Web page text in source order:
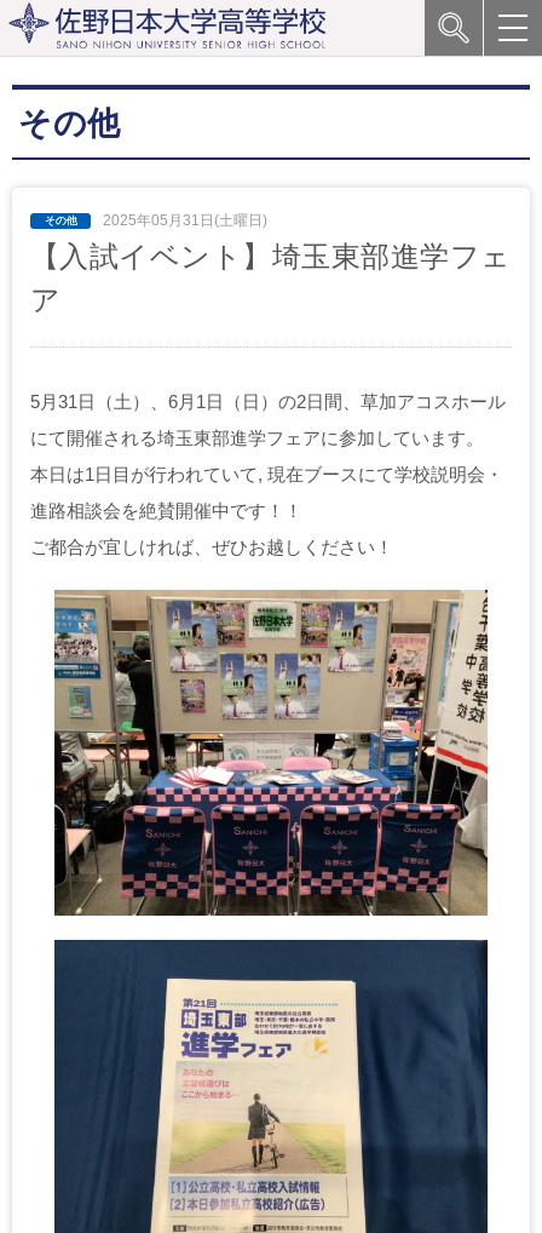
その他
2025年05月31日(土曜日)
【入試イベント】埼玉東部進学フェ
ア
5月31日（土）、6月1日（日）の2日間、草加アコスホール
にて開催される埼玉東部進学フェアに参加しています。
本日は1日目が行われていて, 現在ブースにて学校説明会・
進路相談会を絶賛開催中です！！
ご都合が宜しければ、ぜひお越しください！